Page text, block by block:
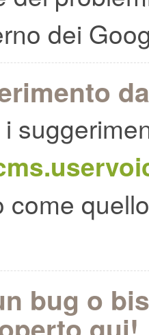
dei
come
bug o